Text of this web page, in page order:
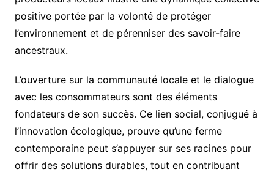
positive portée par la volonté de protéger
l’environnement et de pérenniser des savoir-faire
ancestraux.
L’ouverture sur la communauté locale et le dialogue
avec les consommateurs sont des éléments
fondateurs de son succès. Ce lien social, conjugué à
l’innovation écologique, prouve qu’une ferme
contemporaine peut s’appuyer sur ses racines pour
offrir des solutions durables, tout en contribuant